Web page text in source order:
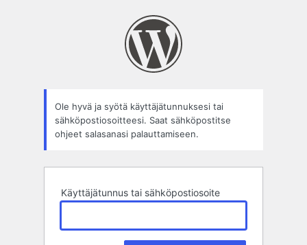
Ole hyvä ja syötä käyttäjätunnuksesi tai
sähköpostiosoitteesi. Saat sähköpostitse
ohjeet salasanasi palauttamiseen.
Käyttäjätunnus tai sähköpostiosoite